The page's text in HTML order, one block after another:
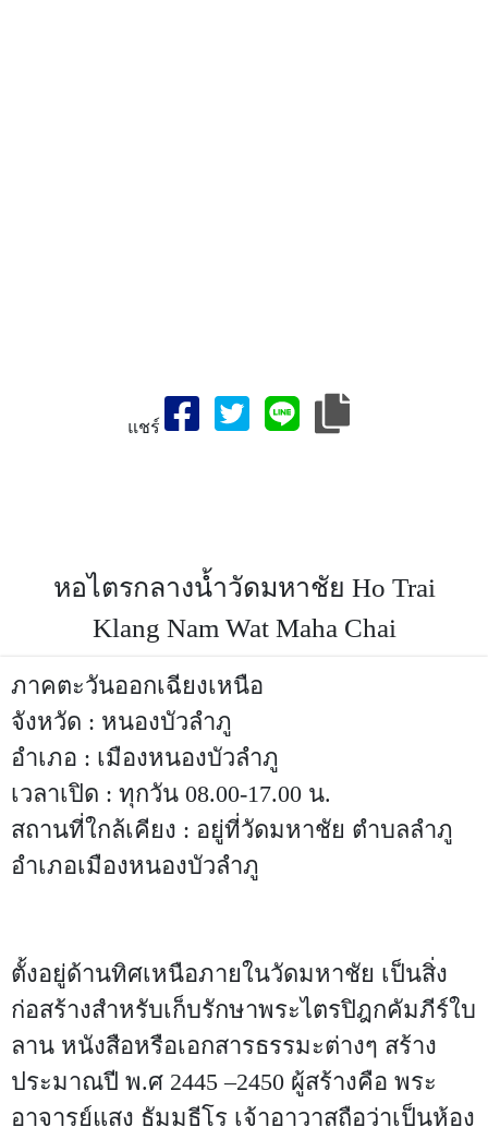
แชร์
หอไตรกลางน้ำวัดมหาชัย Ho Trai
Klang Nam Wat Maha Chai
ภาคตะวันออกเฉียงเหนือ
จังหวัด : หนองบัวลำภู
อำเภอ : เมืองหนองบัวลำภู
เวลาเปิด : ทุกวัน 08.00-17.00 น.
สถานที่ใกล้เคียง : อยู่ที่วัดมหาชัย ตำบลลำภู
อำเภอเมืองหนองบัวลำภู
ตั้งอยู่ด้านทิศเหนือภายในวัดมหาชัย เป็นสิ่ง
ก่อสร้างสำหรับเก็บรักษาพระไตรปิฎกคัมภีร์ใบ
ลาน หนังสือหรือเอกสารธรรมะต่างๆ สร้าง
ประมาณปี พ.ศ 2445 –2450 ผู้สร้างคือ พระ
อาจารย์แสง ธัมมธีโร เจ้าอาวาสถือว่าเป็นห้อง